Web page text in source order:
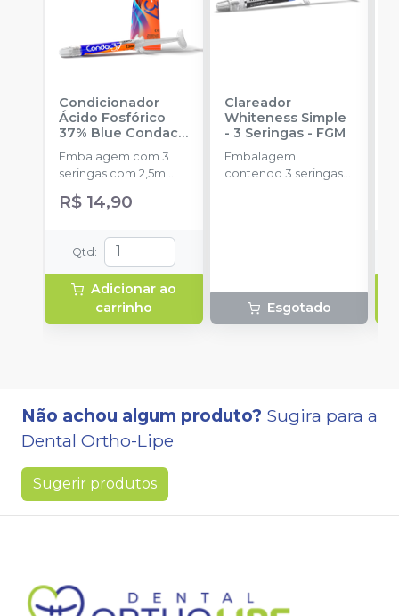
Condicionador
Ácido Fosfórico
37% Blue Condac-
FGM
Embalagem com 3
seringas com 2,5ml
cada uma e 3
ponteiras para
R$ 14,90
Qtd :
Adicionar ao
carrinho
Clareador
Whiteness Simple
- 3 Seringas- FGM
Embalagem
contendo 3 seringas
Esgotado
Não achou algum produto? Sugira para a
Dental Ortho-Lipe
Sugerir produtos